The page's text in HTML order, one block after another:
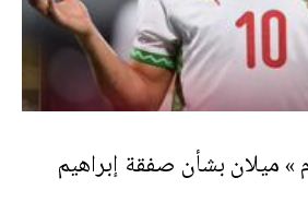
» ميلان بشأن صفقة إبراهيم